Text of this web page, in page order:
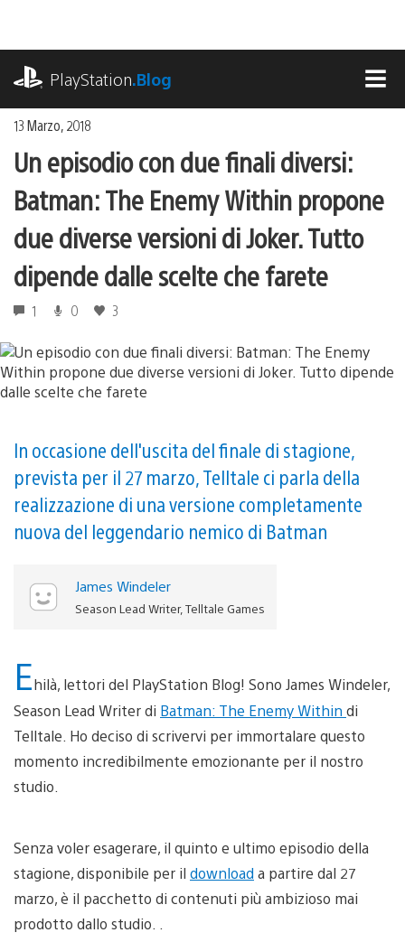
contenuto
PlayStation.Blog
13 Marzo, 2018
Un episodio con due finali diversi:
Batman: The Enemy Within propone
due diverse versioni di Joker. Tutto
dipende dalle scelte che farete
1 0 3
In occasione dell'uscita del finale di stagione,
prevista per il 27 marzo, Telltale ci parla della
realizzazione di una versione completamente
nuova del leggendario nemico di Batman
James Windeler
Season Lead Writer, Telltale Games
Ehilà, lettori del PlayStation Blog! Sono James Windeler,
Season Lead Writer di Batman: The Enemy Within di
Telltale. Ho deciso di scrivervi per immortalare questo
momento incredibilmente emozionante per il nostro
studio.
Senza voler esagerare, il quinto e ultimo episodio della
stagione, disponibile per il download a partire dal 27
marzo, è il pacchetto di contenuti più ambizioso mai
prodotto dallo studio. .